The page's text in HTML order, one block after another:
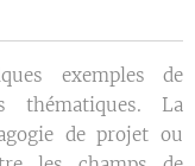
exemples de
thématiques. La
de projet ou